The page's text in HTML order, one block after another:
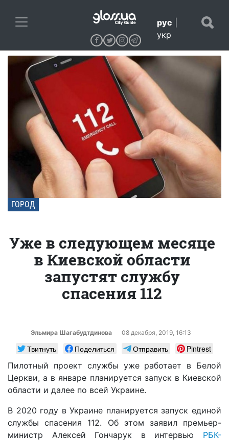
рус
укр
ГОРОД
Уже в следующем месяце
в Киевской области
запустят службу
спасения 112
Эльмира Шагабудтдинова 08 декабря, 2019, 16:13
Твитнуть Поделиться Отправить
Pintrest
Пилотный проект службы уже работает в Белой
Церкви, а в январе планируется запуск в Киевской
области и далее по всей Украине.
В 2020 году в Украине планируется запуск единой
службы спасения 112. Об этом заявил премьер-
министр Алексей Гончарук в интервью РБК-